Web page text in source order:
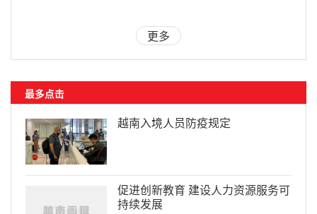
更多
最多点击
越南入境人员防疫规定
促进创新教育 建设人力资源服务可
持续发展